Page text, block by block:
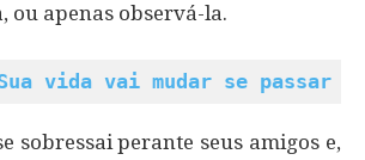
ou apenas observá-la.
vida vai mudar se passar
sobressai perante seus amigos e,